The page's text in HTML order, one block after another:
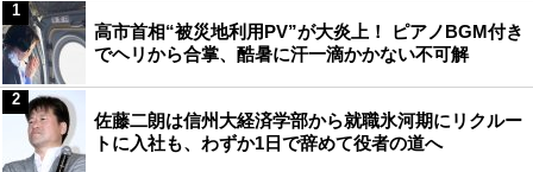
高市首相“被災地利用PV”が大炎上！ ピアノBGM付き
でヘリから合掌、酷暑に汗一滴かかない不可解
1
佐藤二朗は信州大経済学部から就職氷河期にリクルー
トに入社も、わずか1日で辞めて役者の道へ
2